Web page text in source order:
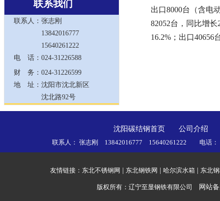
联系我们
联系人： 张志刚
13842016777
15640261222
电 话： 024-31226588
财 务： 024-31226599
地 址： 沈阳市沈北新区
沈北路92号
出口8000台（含电
82052台，同比增
16.2%；出口40656
沈阳碳结钢首页 公司介绍
联系人： 张志刚 13842016777 15640261222 电话
友情链接： 东北不锈钢网 东北钢铁网 哈尔滨水箱 东北
版权所有：辽宁至显钢铁有限公司 网站